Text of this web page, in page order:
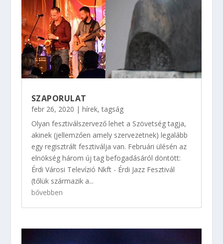
SZAPORULAT
febr 26, 2020 | hírek,tagság
Olyan fesztiválszervező lehet a Szövetség tagja,
akinek (jellemzően amely szervezetnek) legalább
egy regisztrált fesztiválja van. Februári ülésén az
elnökség három új tag befogadásáról döntött:
Érdi Városi Televízió Nkft - Érdi Jazz Fesztivál
(tőlük származik a...
bővebben